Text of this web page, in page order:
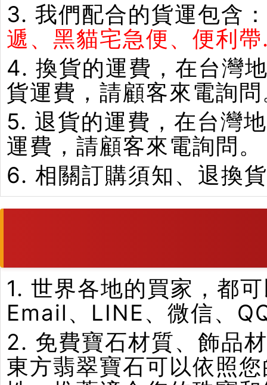
3. 我們配合的貨運包含：
遞、黑貓宅急便、便利
4. 換貨的運費，在台灣
貨運費，請顧客來電詢
5. 退貨的運費，在台灣
運費，請顧客來電詢問。
6. 相關訂購須知、退換
1. 世界各地的買家，都
Email、LINE、微信、
2. 免費寶石材質、飾品
東方翡翠寶石可以依照